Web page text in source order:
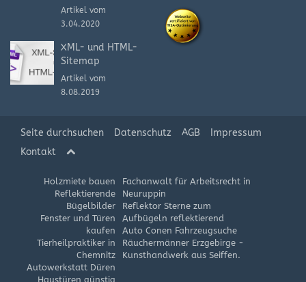
Artikel vom
3.04.2020
XML- und HTML-
Sitemap
Artikel vom
8.08.2019
Seite durchsuchen Datenschutz AGB
Impressum
Kontakt
Holzmiete bauen
Reflektierende
Bügelbilder
Fenster und Türen
kaufen
Tierheilpraktiker in
Chemnitz
Autowerkstatt Düren
Haustüren günstig
Fachanwalt für Arbeitsrecht in
Neuruppin
Reflektor Sterne zum
Aufbügeln reflektierend
Auto Conen Fahrzeugsuche
Räuchermänner Erzgebirge -
Kunsthandwerk aus Seiffen.